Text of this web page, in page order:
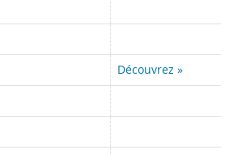
Découvrez »